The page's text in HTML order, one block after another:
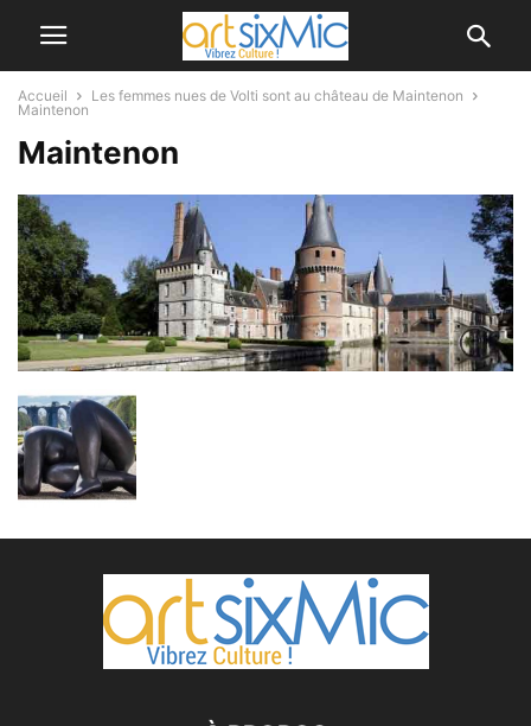
Accueil
Les femmes nues de Volti sont au château de Maintenon
Maintenon
Maintenon